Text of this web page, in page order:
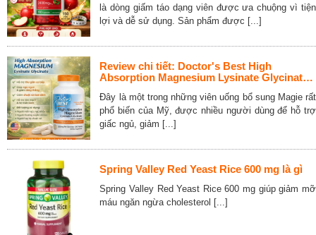
là dòng giấm táo dạng viên được ưa chuộng vì tiện
lợi và dễ sử dụng. Sản phẩm được [...]
Review chi tiết: Doctor's Best High
Absorption Magnesium Lysinate Glycinate
Đây là một trong những viên uống bổ sung Magie rất
phổ biến của Mỹ, được nhiều người dùng để hỗ trợ
giấc ngủ, giảm [...]
Spring Valley Red Yeast Rice 600 mg là gì
Spring Valley Red Yeast Rice 600 mg giúp giảm mỡ
máu ngăn ngừa cholesterol [...]